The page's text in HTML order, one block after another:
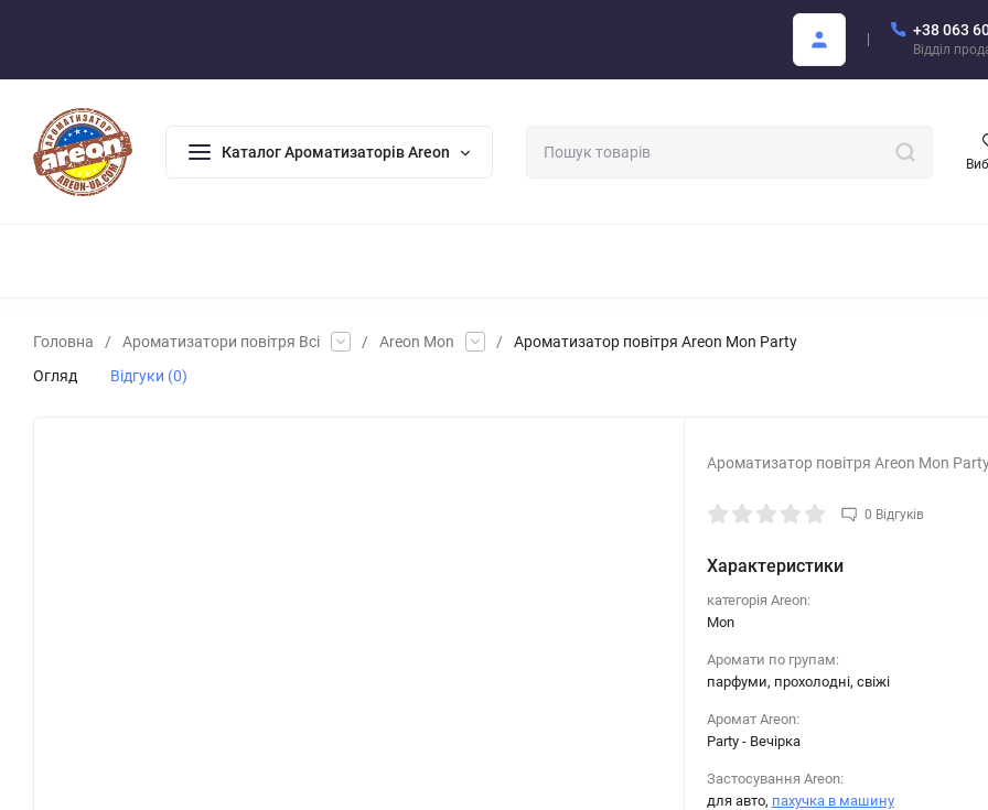
+38 063
Відділ
Каталог Ароматизаторів Areon
Головна / Ароматизатори повітря Всі / Areon Mon /
Ароматизатор повітря Areon Mon Party
Огляд
Відгуки (0)
Ароматизатор повітря Areon Mon
0 Відгуків
Характеристики
категорія Areon:
Mon
Аромати по групам:
парфуми, прохолодні, свіжі
Аромат Areon:
Party - Вечірка
Застосування Areon:
для авто, пахучка в машину